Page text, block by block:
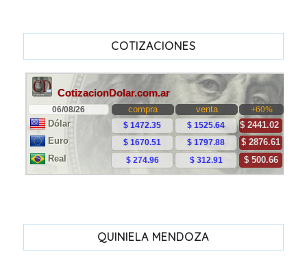
COTIZACIONES
QUINIELA MENDOZA